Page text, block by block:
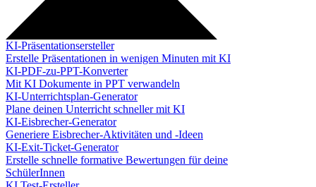
KI-Präsentationsersteller
Erstelle Präsentationen in wenigen Minuten mit KI
KI-PDF-zu-PPT-Konverter
Mit KI Dokumente in PPT verwandeln
KI-Unterrichtsplan-Generator
Plane deinen Unterricht schneller mit KI
KI-Eisbrecher-Generator
Generiere Eisbrecher-Aktivitäten und -Ideen
KI-Exit-Ticket-Generator
Erstelle schnelle formative Bewertungen für deine
SchülerInnen